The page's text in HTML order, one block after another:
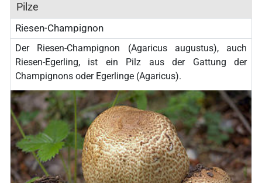
Pilze
Riesen-Champignon
Der Riesen-Champignon (Agaricus augustus), auch
Riesen-Egerling, ist ein Pilz aus der Gattung der
Champignons oder Egerlinge (Agaricus).